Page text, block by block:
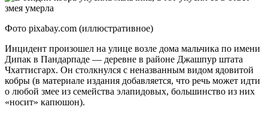
Фото pixabay.com (иллюстративное)
Инцидент произошел на улице возле дома мальчика по имени
Дипак в Пандарпаде — деревне в районе Джашпур штата
Чхаттисгарх. Он столкнулся с неназванным видом ядовитой
кобры (в материале издания добавляется, что речь может идти
о любой змее из семейства элапидовых, большинство из них
«носит» капюшон).